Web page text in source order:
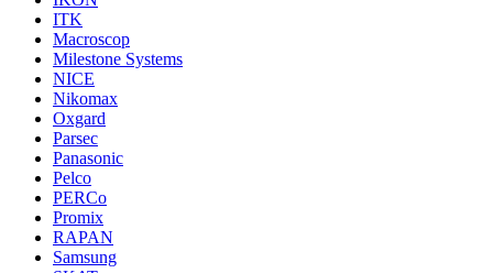
ITK
Macroscop
Milestone Systems
NICE
Nikomax
Oxgard
Parsec
Panasonic
Pelco
PERCo
Promix
RAPAN
Samsung